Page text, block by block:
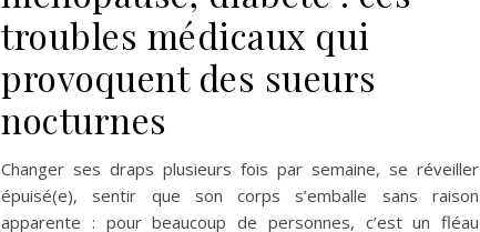
troubles médicaux qui
provoquent des sueurs
nocturnes
Changer ses draps plusieurs fois par semaine, se réveiller
épuisé(e), sentir que son corps s’emballe sans raison
apparente : pour beaucoup de personnes, c’est un fléau